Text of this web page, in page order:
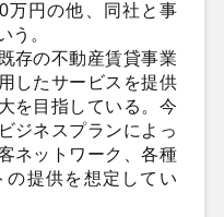
万円の他、同社と事
う。
存の不動産賃貸事業
したサービスを提供
を目指している。今
ジネスプランによっ
ネットワーク、各種
の提供を想定してい